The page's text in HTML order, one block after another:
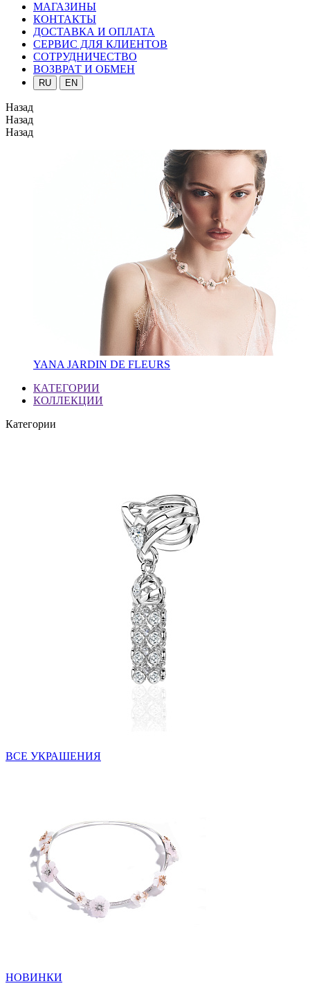
МАГАЗИНЫ
КОНТАКТЫ
ДОСТАВКА И ОПЛАТА
СЕРВИС ДЛЯ КЛИЕНТОВ
СОТРУДНИЧЕСТВО
ВОЗВРАТ И ОБМЕН
RU EN
Назад
Назад
Назад
YANA JARDIN DE FLEURS
КАТЕГОРИИ
КОЛЛЕКЦИИ
Категории
ВСЕ УКРАШЕНИЯ
НОВИНКИ